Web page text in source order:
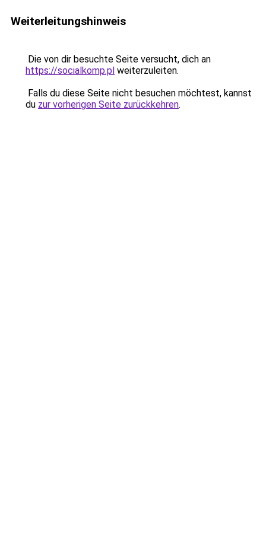
Weiterleitungshinweis
Die von dir besuchte Seite versucht, dich an
https://socialkomp.pl weiterzuleiten.
Falls du diese Seite nicht besuchen möchtest, kannst
du zur vorherigen Seite zurückkehren.